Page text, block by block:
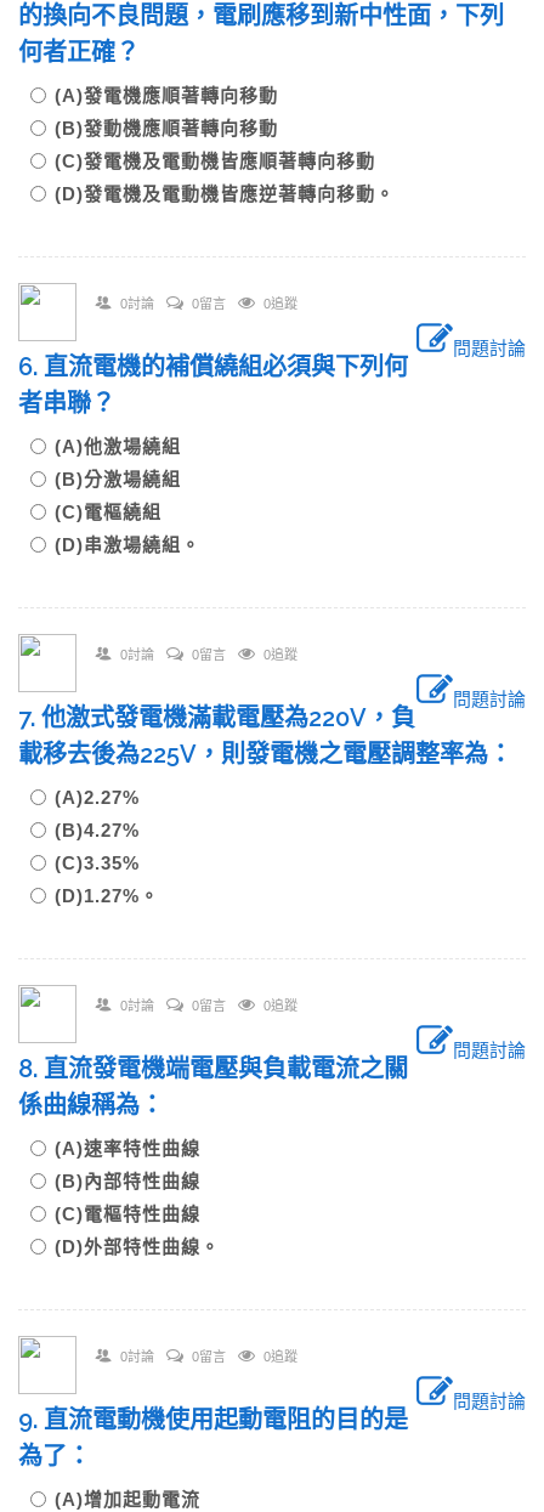
的換向不良問題，電刷應移到新中性面，下列
何者正確？
(A)發電機應順著轉向移動
(B)發動機應順著轉向移動
(C)發電機及電動機皆應順著轉向移動
(D)發電機及電動機皆應逆著轉向移動。
0討論 0留言 0追蹤
問題討論
6. 直流電機的補償繞組必須與下列何
者串聯？
(A)他激場繞組
(B)分激場繞組
(C)電樞繞組
(D)串激場繞組。
0討論 0留言 0追蹤
問題討論
7. 他激式發電機滿載電壓為220V，負
載移去後為225V，則發電機之電壓調整率為：
(A)2.27%
(B)4.27%
(C)3.35%
(D)1.27%。
0討論 0留言 0追蹤
問題討論
8. 直流發電機端電壓與負載電流之關
係曲線稱為：
(A)速率特性曲線
(B)內部特性曲線
(C)電樞特性曲線
(D)外部特性曲線。
0討論 0留言 0追蹤
問題討論
9. 直流電動機使用起動電阻的目的是
為了：
(A)增加起動電流